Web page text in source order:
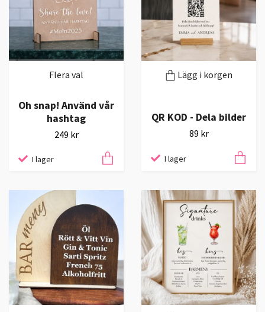
Flera val
Oh snap! Använd vår
hashtag
249 kr
I lager
Lägg i korgen
QR KOD - Dela bilder
89 kr
I lager